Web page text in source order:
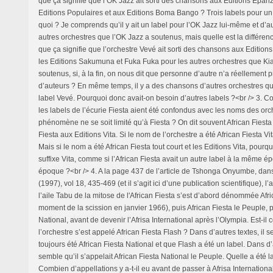
Editions Populaires et aux Editions Boma Bango ? Trois labels pour un
quoi ? Je comprends qu’il y ait un label pour l’OK Jazz lui-même et
autres orchestres que l’OK Jazz a soutenus, mais quelle est la
que ça signifie que l’orchestre Vevé ait sorti des chansons aux
les Editions Sakumuna et Fuka Fuka pour les autres orchestres que
soutenus, si, à la fin, on nous dit que personne d’autre n’a réellement
d’auteurs ? En même temps, il y a des chansons d’autres orchestres
label Vevé. Pourquoi donc avait-on besoin d’autres labels ?<br /> 3.
les labels de l’écurie Fiesta aient été confondus avec les noms des
phénomène ne se soit limité qu’à Fiesta ? On dit souvent African
Fiesta aux Editions Vita. Si le nom de l’orchestre a été African Fiesta
Mais si le nom a été African Fiesta tout court et les Editions Vita,
suffixe Vita, comme si l’African Fiesta avait un autre label à la même
époque ?<br /> 4. A la page 437 de l’article de Tshonga Onyumbe,
(1997), vol 18, 435-469 (et il s’agit ici d’une publication scientifique),
l’aile Tabu de la mitose de l'African Fiesta s’est d’abord dénommée
moment de la scission en janvier 1966), puis African Fiesta le Peuple,
National, avant de devenir l’Afrisa International après l’Olympia. Est-il
l’orchestre s’est appelé African Fiesta Flash ? Dans d’autres textes, il
toujours été African Fiesta National et que Flash a été un label. Dans
semble qu’il s’appelait African Fiesta National le Peuple. Quelle a été
Combien d’appellations y a-t-il eu avant de passer à Afrisa